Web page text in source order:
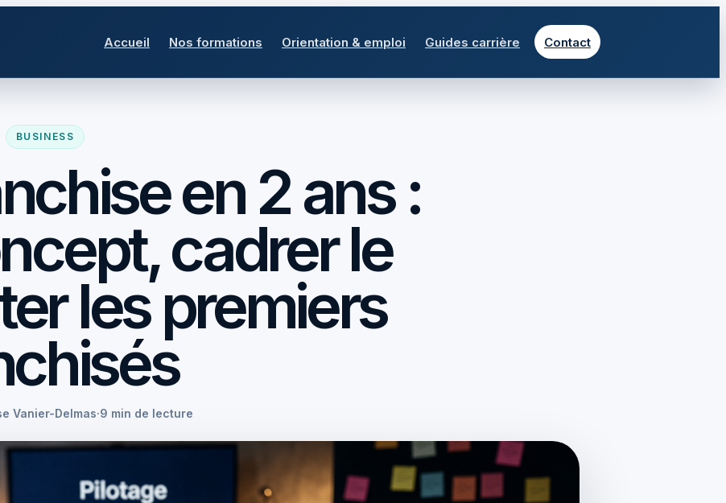
Accueil Nos formations Orientation & emploi Guides carrière Contact
BUSINESS
en 2 ans :
cadrer le
les premiers
Vanier-Delmas·9 min de lecture